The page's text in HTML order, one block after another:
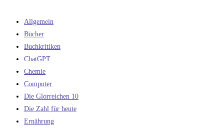
Allgemein
Bücher
Buchkritiken
ChatGPT
Chemie
Computer
Die Glorreichen 10
Die Zahl für heute
Ernährung